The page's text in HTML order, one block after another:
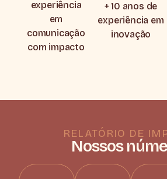
experiência
em
comunicação
com impacto
+ 10 anos de
experiência em
inovação
RELATÓRIO DE
Nossos